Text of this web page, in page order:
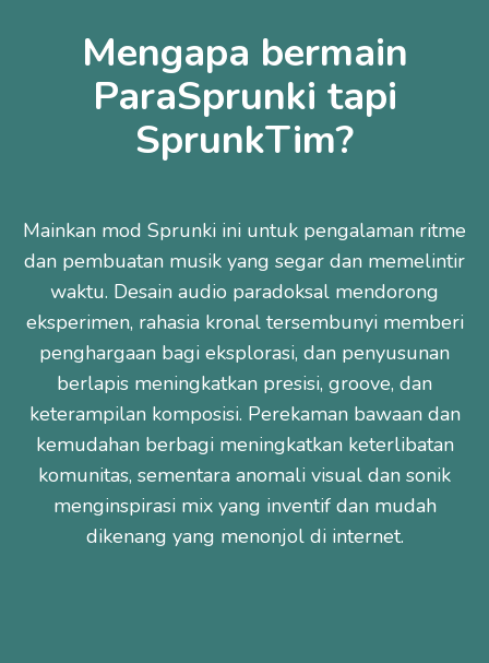
Mengapa bermain
ParaSprunki tapi
SprunkTim?
Mainkan mod Sprunki ini untuk pengalaman ritme
dan pembuatan musik yang segar dan memelintir
waktu. Desain audio paradoksal mendorong
eksperimen, rahasia kronal tersembunyi memberi
penghargaan bagi eksplorasi, dan penyusunan
berlapis meningkatkan presisi, groove, dan
keterampilan komposisi. Perekaman bawaan dan
kemudahan berbagi meningkatkan keterlibatan
komunitas, sementara anomali visual dan sonik
menginspirasi mix yang inventif dan mudah
dikenang yang menonjol di internet.